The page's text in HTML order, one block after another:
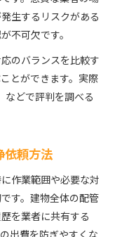
生するリスクがある
不可欠です。
のバランスを比較す
とができます。実際
などで評判を調べる
依頼方法
作業範囲や必要な対
す。建物全体の配管
を業者に共有する